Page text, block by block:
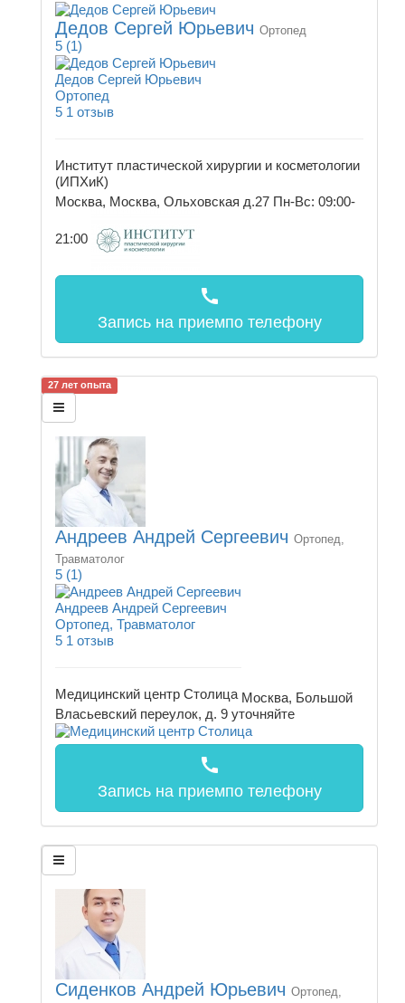
Дедов Сергей Юрьевич Ортопед
5 (1)
Дедов Сергей Юрьевич
Ортопед
5 1 отзыв
Институт пластической хирургии и косметологии
(ИПХиК)
Москва, Москва, Ольховская д.27 Пн-Вс: 09:00-
21:00
call
Запись на приемпо телефону
27 лет опыта
Андреев Андрей Сергеевич Ортопед,
Травматолог
5 (1)
Андреев Андрей Сергеевич
Ортопед, Травматолог
5 1 отзыв
Медицинский центр Столица Москва, Большой
Власьевский переулок, д. 9 уточняйте
call
Запись на приемпо телефону
Сиденков Андрей Юрьевич Ортопед,